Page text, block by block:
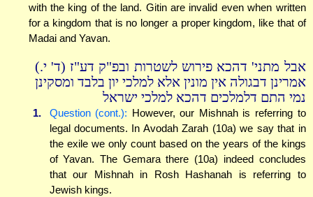
with the king of the land. Gitin are invalid even when written
for a kingdom that is no longer a proper kingdom, like that of
Madai and Yavan.
אבל מתני' דהכא פירוש לשטרות ובפ"ק דע"ז (ד' י.)
אמרינן דבגולה אין מונין אלא למלכי יון בלבד ומסקינן
נמי התם דלמלכים דהכא למלכי ישראל
1. Question (cont.): However, our Mishnah is referring to
legal documents. In Avodah Zarah (10a) we say that in
the exile we only count based on the years of the kings
of Yavan. The Gemara there (10a) indeed concludes
that our Mishnah in Rosh Hashanah is referring to
Jewish kings.